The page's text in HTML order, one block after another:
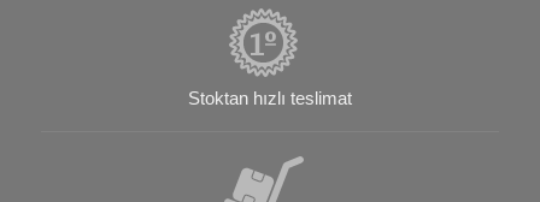
Stoktan hızlı teslimat